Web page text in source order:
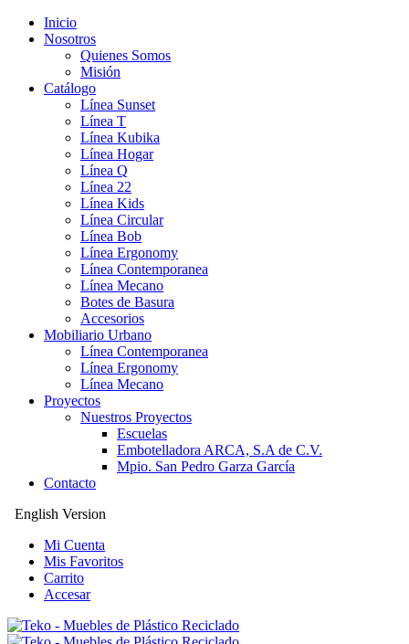
Inicio
Nosotros
Quienes Somos
Misión
Catálogo
Línea Sunset
Línea T
Línea Kubika
Línea Hogar
Línea Q
Línea 22
Línea Kids
Línea Circular
Línea Bob
Línea Ergonomy
Línea Contemporanea
Línea Mecano
Botes de Basura
Accesorios
Mobiliario Urbano
Línea Contemporanea
Línea Ergonomy
Línea Mecano
Proyectos
Nuestros Proyectos
Escuelas
Embotelladora ARCA, S.A de C.V.
Mpio. San Pedro Garza García
Contacto
English Version
Mi Cuenta
Mis Favoritos
Carrito
Accesar